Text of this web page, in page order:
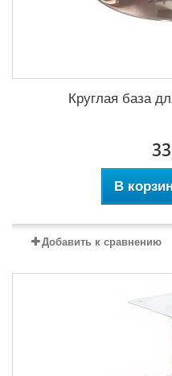
Круглая база
В
Добавить к сравнению